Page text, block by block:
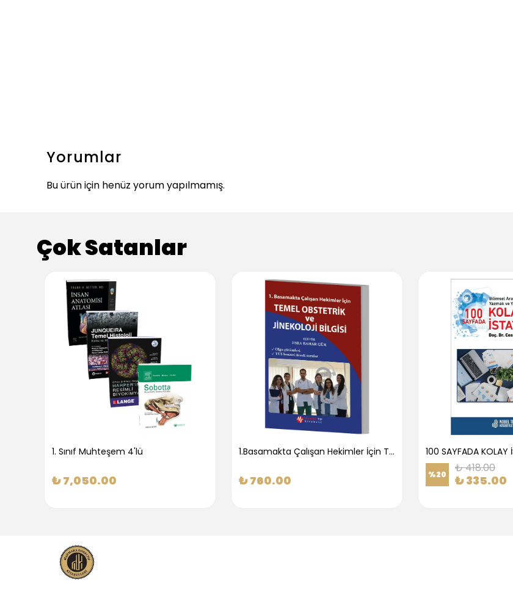
Yorumlar
Bu ürün için henüz yorum yapılmamış.
Çok Satanlar
1. Sınıf Muhteşem 4'lü
₺ 7,050.00
1.Basamakta Çalışan Hekimler İçin Temel Obstetrik Ve Jinekoloji Bilgisi
₺ 760.00
100 SAYFADA KOLAY
%20 ₺ 418.00
₺ 335.00